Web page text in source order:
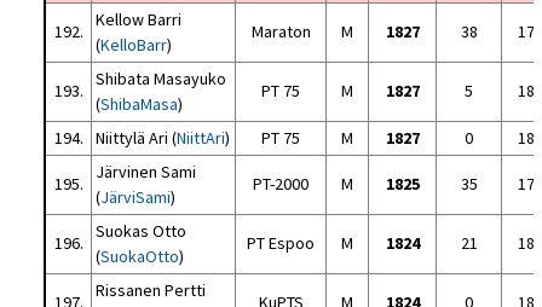
192.
Kellow Barri
(KelloBarr)
Maraton M 1827 38
193.
Shibata Masayuko
(ShibaMasa)
PT 75 M 1827 5
194. Niittylä Ari (NiittAri) PT 75 M 1827 0
195.
Järvinen Sami
(JärviSami)
PT-2000 M 1825 35
196.
Suokas Otto
(SuokaOtto)
PT Espoo M 1824 21
197.
Rissanen Pertti
KuPTS M 1824 0